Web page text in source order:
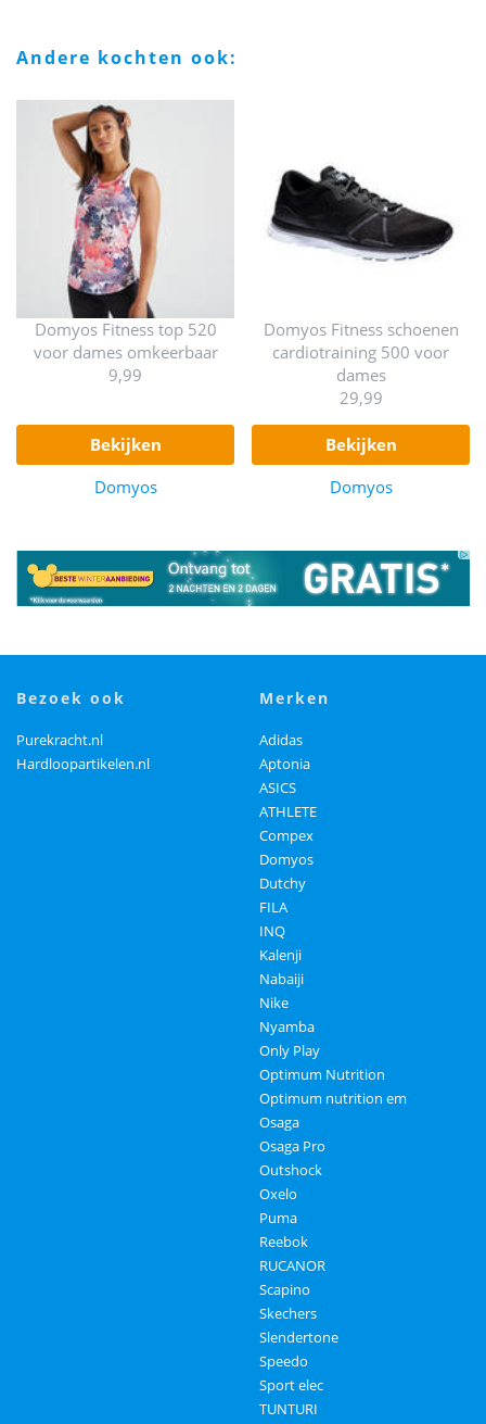
andere kochten ook:
Domyos Fitness top 520
voor dames omkeerbaar
9,99
bekijken
Domyos
Domyos Fitness schoenen
cardiotraining 500 voor
dames
29,99
bekijken
Domyos
bezoek ook
Purekracht.nl
Hardloopartikelen.nl
merken
Adidas
Aptonia
ASICS
ATHLETE
Compex
Domyos
Dutchy
FILA
INQ
Kalenji
Nabaiji
Nike
Nyamba
Only Play
Optimum Nutrition
Optimum nutrition em
Osaga
Osaga Pro
Outshock
Oxelo
Puma
Reebok
RUCANOR
Scapino
Skechers
Slendertone
Speedo
Sport elec
TUNTURI